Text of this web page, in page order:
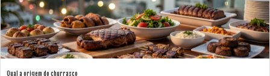
Qual a origem do churrasco